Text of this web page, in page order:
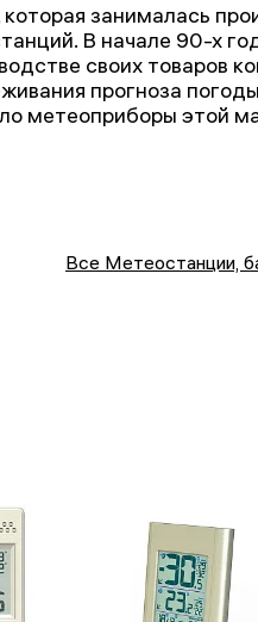
занималась
В начале 90-х
своих товаров
прогноза
метеоприборы этой
Все Метеостанции,